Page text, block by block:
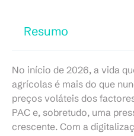
Resumo
No início de 2026, a vida
agrícolas é mais do que
preços voláteis dos
PAC e, sobretudo, uma
crescente. Com a